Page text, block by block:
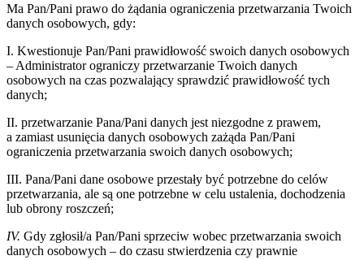
Ma Pan/Pani prawo do żądania ograniczenia przetwarzania Twoich
danych osobowych, gdy:
I. Kwestionuje Pan/Pani prawidłowość swoich danych osobowych
– Administrator ograniczy przetwarzanie Twoich danych
osobowych na czas pozwalający sprawdzić prawidłowość tych
danych;
II. przetwarzanie Pana/Pani danych jest niezgodne z prawem,
a zamiast usunięcia danych osobowych zażąda Pan/Pani
ograniczenia przetwarzania swoich danych osobowych;
III. Pana/Pani dane osobowe przestały być potrzebne do celów
przetwarzania, ale są one potrzebne w celu ustalenia, dochodzenia
lub obrony roszczeń;
IV. Gdy zgłosił/a Pan/Pani sprzeciw wobec przetwarzania swoich
danych osobowych – do czasu stwierdzenia czy prawnie